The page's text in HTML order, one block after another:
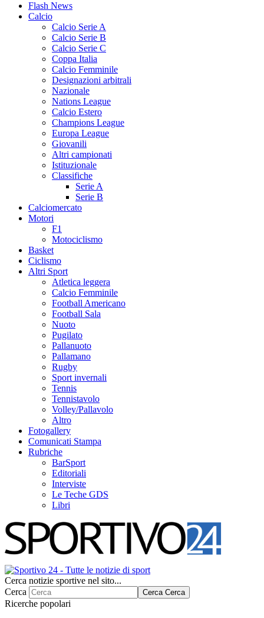
Flash News
Calcio
Calcio Serie A
Calcio Serie B
Calcio Serie C
Coppa Italia
Calcio Femminile
Designazioni arbitrali
Nazionale
Nations League
Calcio Estero
Champions League
Europa League
Giovanili
Altri campionati
Istituzionale
Classifiche
Serie A
Serie B
Calciomercato
Motori
F1
Motociclismo
Basket
Ciclismo
Altri Sport
Atletica leggera
Calcio Femminile
Football Americano
Football Sala
Nuoto
Pugilato
Pallanuoto
Pallamano
Rugby
Sport invernali
Tennis
Tennistavolo
Volley/Pallavolo
Altro
Fotogallery
Comunicati Stampa
Rubriche
BarSport
Editoriali
Interviste
Le Teche GDS
Libri
Cerca notizie sportive nel sito...
Cerca
Cerca Cerca
Ricerche popolari